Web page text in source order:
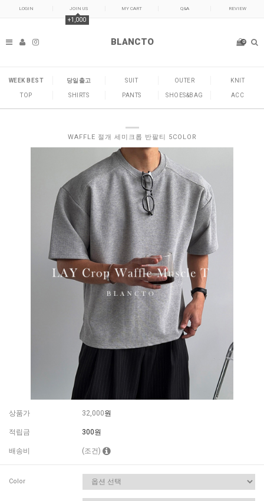
LOGIN JOIN US
+1,000
MY CART Q&A REVIEW
BLANCTO 0
WEEK BEST 당일출고 SUIT OUTER KNIT
TOP SHIRTS PANTS SHOES&BAG ACC
WAFFLE 절개 세미크롭 반팔티 5COLOR
상품가 32,000원
적립금 300원
배송비 (조건)
Color